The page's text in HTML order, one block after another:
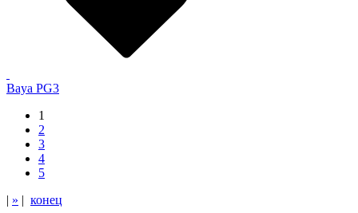
Baya PG3
1
2
3
4
5
| » | конец